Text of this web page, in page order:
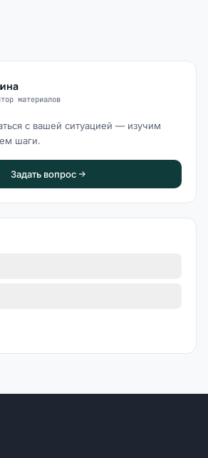
материалов
с вашей ситуацией — изучим
шаги.
Задать вопрос